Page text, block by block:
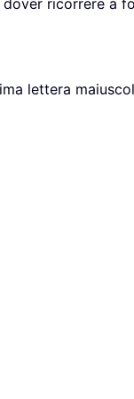
ricorrere a
lettera